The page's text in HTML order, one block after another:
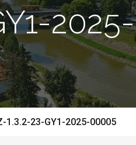
2025-
1.3.2-23-GY1-2025-00005